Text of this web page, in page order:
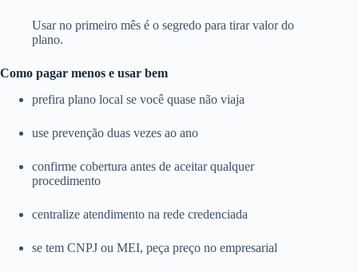
Usar no primeiro mês é o segredo para tirar valor do
plano.
Como pagar menos e usar bem
prefira plano local se você quase não viaja
use prevenção duas vezes ao ano
confirme cobertura antes de aceitar qualquer
procedimento
centralize atendimento na rede credenciada
se tem CNPJ ou MEI, peça preço no empresarial